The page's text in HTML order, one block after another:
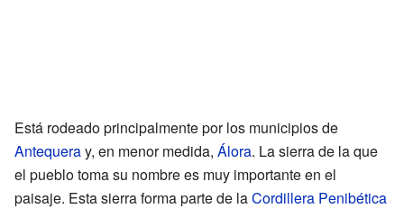
Está rodeado principalmente por los municipios de
Antequeray, en menor medida, Álora. La sierra de la que
el pueblo toma su nombre es muy importante en el
paisaje. Esta sierra forma parte de laCordillera Penibética